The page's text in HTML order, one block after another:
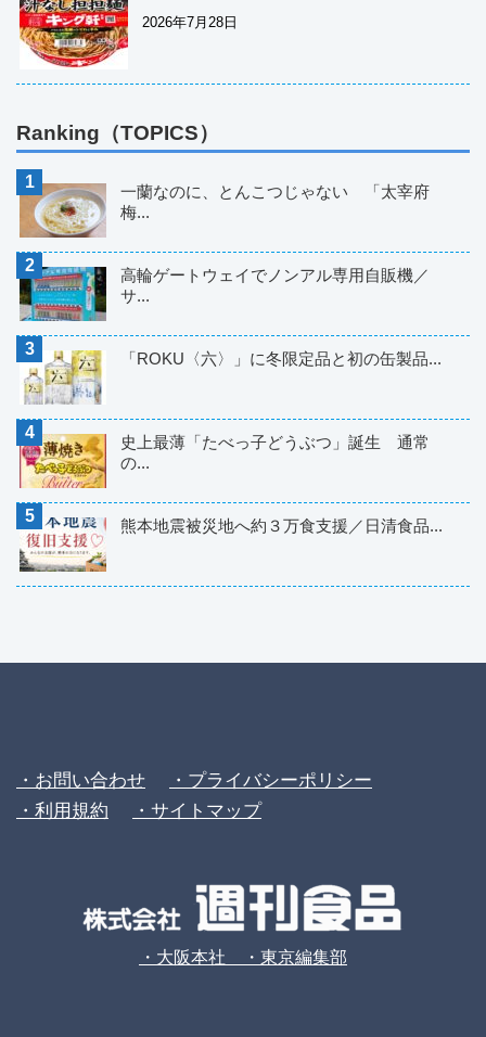
2026年7月28日
Ranking（TOPICS）
一蘭なのに、とんこつじゃない 「太宰府
梅...
高輪ゲートウェイでノンアル専用自販機／
サ...
「ROKU〈六〉」に冬限定品と初の缶製品...
史上最薄「たべっ子どうぶつ」誕生 通常
の...
熊本地震被災地へ約３万食支援／日清食品...
・お問い合わせ
・プライバシーポリシー
・利用規約
・サイトマップ
・大阪本社 ・東京編集部